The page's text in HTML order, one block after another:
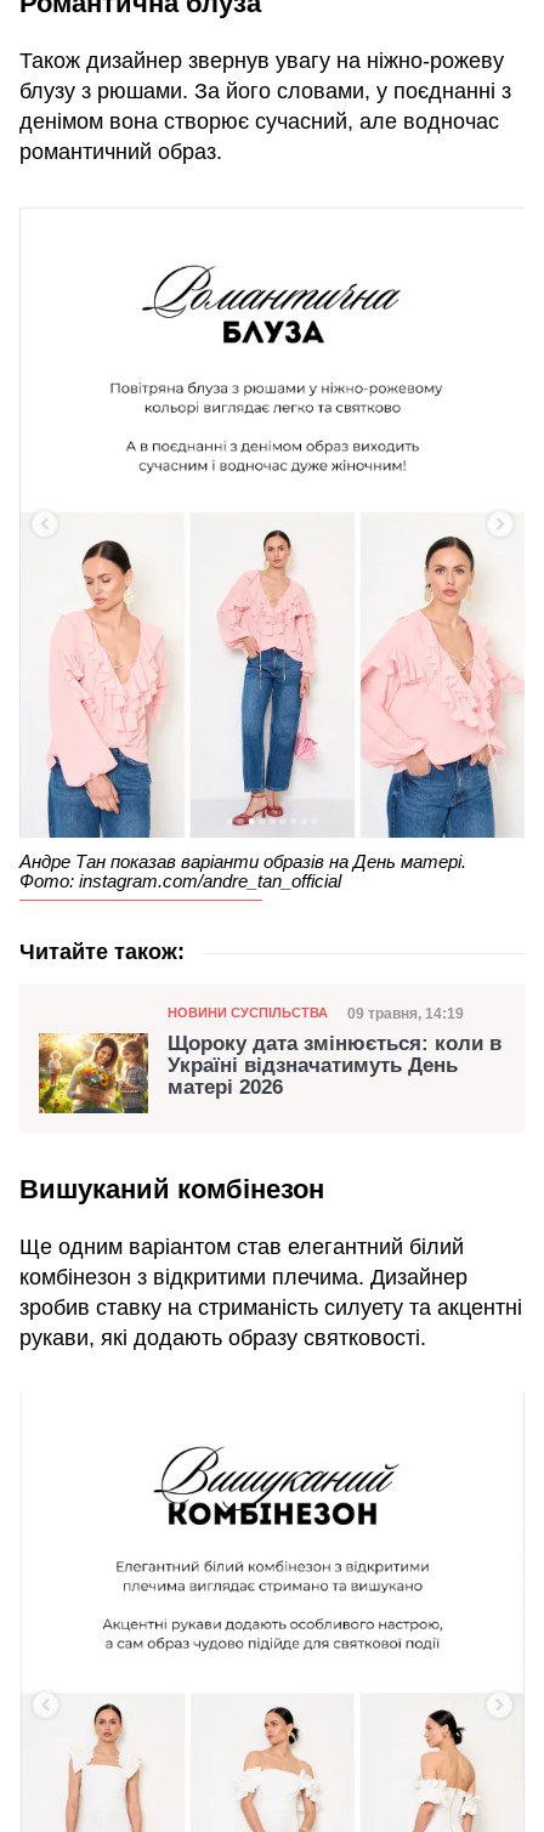
Також дизайнер звернув увагу на ніжно-рожеву
блузу з рюшами. За його словами, у поєднанні з
денімом вона створює сучасний, але водночас
романтичний образ.
Андре Тан показав варіанти образів на День матері.
Фото: instagram.com/andre_tan_official
Читайте також:
Категорія
НОВИНИ СУСПІЛЬСТВА Дата публікації
09 травня, 14:19
Щороку дата змінюється: коли в
Україні відзначатимуть День
матері 2026
Вишуканий комбінезон
Ще одним варіантом став елегантний білий
комбінезон з відкритими плечима. Дизайнер
зробив ставку на стриманість силуету та акцентні
рукави, які додають образу святковості.